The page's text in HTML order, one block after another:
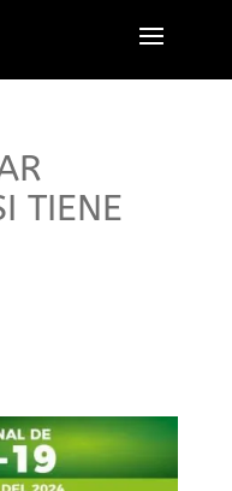
TIENE